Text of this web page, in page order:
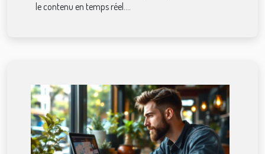
le contenu en temps réel....